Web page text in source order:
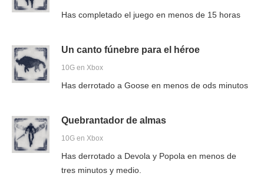
Has completado el juego en menos de 15 horas
Un canto fúnebre para el héroe
10G en Xbox
Has derrotado a Goose en menos de ods minutos
Quebrantador de almas
10G en Xbox
Has derrotado a Devola y Popola en menos de
tres minutos y medio.